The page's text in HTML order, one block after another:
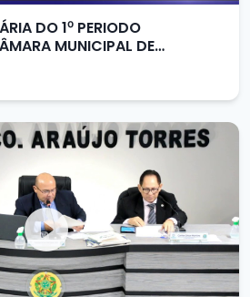
DO 1⁰ PERIODO
MUNICIPAL DE